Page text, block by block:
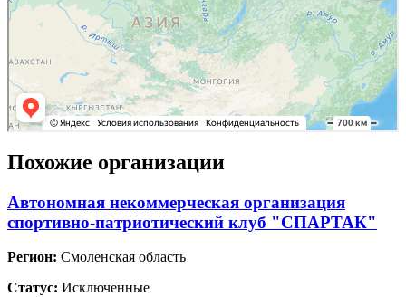
Похожие организации
Автономная некоммерческая организация
спортивно-патриотический клуб "СПАРТАК"
Регион: Смоленская область
Статус: Исключенные